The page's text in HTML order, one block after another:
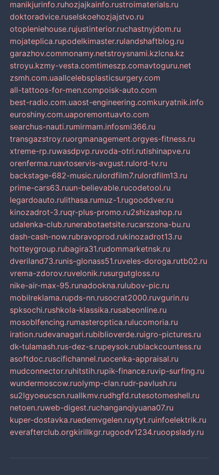
manikjurinfo.ruhozjajkainfo.rustroimaterials.ru
doktoradvice.ruselskoehozjajstvo.ru
otopleniehouse.rujustinterior.ruchastnyjdom.ru
mojateplica.rupodelkimaster.rulandshaftblog.ru
garazhov.commonamy.netstroysnami.kzlcna.kz
stroyu.kzmy-vesta.comtimeszp.comavtoguru.net
zsmh.com.uaallcelebsplasticsurgery.com
all-tattoos-for-men.compoisk-auto.com
best-radio.com.uaost-engineering.comkuryatnik.info
euroshiny.com.uaporemontuavto.com
searchus-nauti.rumirmam.infosmi366.ru
transgazstroy.ruorgmanagement.orgyes-fitness.ru
xtreme-rp.ruwasdpvp.ruvoda-otri.rutishinapve.ru
orenferma.ruavtoservis-avgust.rulord-tv.ru
backstage-682-music.rulordfilm7.rulordfilm13.ru
prime-cars63.ruun-believable.rucodetool.ru
legardoauto.rulithasa.rumuz-1.rugooddver.ru
kinozadrot-3.ruqr-plus-promo.ru2shizashop.ru
udalenka-club.runerabotaetsite.rucarszona-bu.ru
dash-cash-now.rubravoprod.rukinozadrot13.ru
hotteygroup.rubagira31.rudommarketnsk.ru
dveriland73.runis-glonass51.ruveles-doroga.rutb02.ru
vrema-zdorov.ruvelonik.rusurgutgloss.ru
nike-air-max-95.runadookna.rulubov-pic.ru
mobilreklama.rupds-nn.rusocrat2000.ruvgurin.ru
spksochi.rushkola-klassika.rusabeonline.ru
mosoblfencing.rumasteroptica.rulucomoria.ru
iration.rudevanagari.rubiblioverde.ruigro-pictures.ru
dk-tulamash.rus-dez-s.rupeysok.rublackcountess.ru
asoftdoc.ruscifichannel.ruocenka-appraisal.ru
mudconnector.ruhitstih.rupik-finance.ruvip-surfing.ru
wundermoscow.ruolymp-clan.rudr-pavlush.ru
su2lgyoeucscn.ruallkmv.rudhgfd.rutesotomeshell.ru
netoen.ruweb-digest.ruchanganqiyuana07.ru
kuper-dostavka.ruedemvgelen.ruytyt.ruinfoelektrik.ru
everafterclub.orgkirillkgr.rugoodv1234.ruoopslady.ru